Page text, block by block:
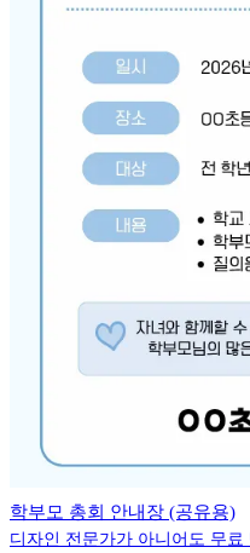
학부모 총회 안내장 (공유용)
디자인 전문가가 아니어도 무